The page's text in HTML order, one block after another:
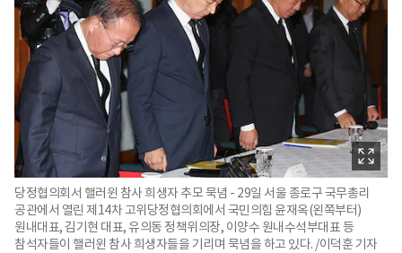
당정협의회서 핼러윈 참사 희생자 추모 묵념 - 29일 서울 종로구 국무총리
공관에서 열린 제14차 고위당정협의회에서 국민의힘 윤재옥(왼쪽부터)
원내대표, 김기현 대표, 유의동 정책위의장, 이양수 원내수석부대표 등
참석자들이 핼러윈 참사 희생자들을 기리며 묵념을 하고 있다. /이덕훈 기자